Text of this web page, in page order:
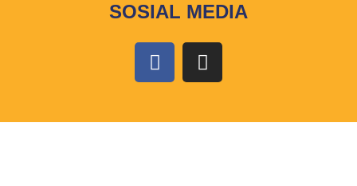
SOSIAL MEDIA